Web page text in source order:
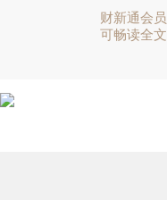
财新通会员
可畅读全文